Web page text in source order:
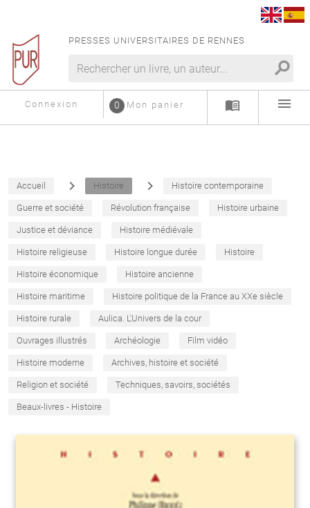
PRESSES UNIVERSITAIRES DE RENNES
search
Connexion Mon panier
0 menu_book menu
Accueil navigate_next Histoire navigate_next Histoire contemporaine
Guerre et société Révolution française Histoire urbaine
Justice et déviance Histoire médiévale
Histoire religieuse Histoire longue durée Histoire
Histoire économique Histoire ancienne
Histoire maritime Histoire politique de la France au XXe siècle
Histoire rurale Aulica. L'Univers de la cour
Ouvrages illustrés Archéologie Film vidéo
Histoire moderne Archives, histoire et société
Religion et société Techniques, savoirs, sociétés
Beaux-livres - Histoire